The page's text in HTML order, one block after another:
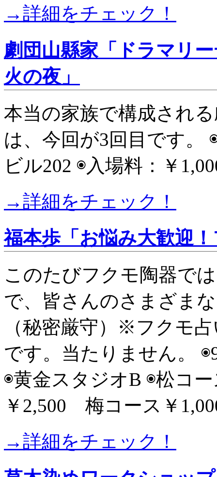
→詳細をチェック！
劇団山縣家「ドラマリ
火の夜」
本当の家族で構成され
は、今回が3回目です
ビル202 ◉入場料：￥
→詳細をチェック！
福本歩「お悩み大歓迎
このたびフクモ陶器で
で、皆さんのさまざま
（秘密厳守）※フクモ
です。当たりません。
◉黄金スタジオB ◉松コ
￥2,500 梅コース￥
→詳細をチェック！